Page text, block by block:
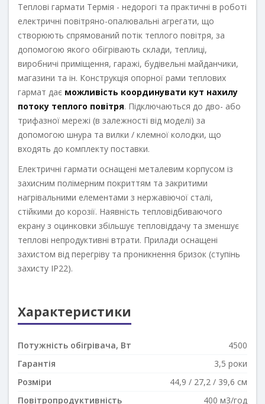
Теплові гармати Термія - недорогі та практичні в роботі
електричні повітряно-опалювальні агрегати, що
створюють спрямований потік теплого повітря, за
допомогою якого обігрівають склади, теплиці,
виробничі приміщення, гаражі, будівельні майданчики,
магазини та ін. Конструкція опорної рами теплових
гармат дає можливість координувати кут нахилу
потоку теплого повітря. Підключаються до дво- або
трифазної мережі (в залежності від моделі) за
допомогою шнура та вилки / клемної колодки, що
входять до комплекту поставки.
Електричні гармати оснащені металевим корпусом із
захисним полімерним покриттям та закритими
нагрівальними елементами з нержавіючої сталі,
стійкими до корозії. Наявність тепловідбиваючого
екрану з оцинковки збільшує тепловіддачу та зменшує
теплові непродуктивні втрати. Прилади оснащені
захистом від перегріву та проникнення бризок (ступінь
захисту IP22).
Характеристики
Потужність обігрівача, Вт
4500
Гарантія
3,5 роки
Розміри
44,9 / 27,2 / 39,6 см
Повітропродуктивність
400 м3/год